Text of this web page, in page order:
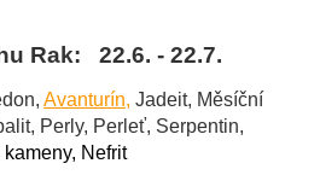
Rak: 22.6. - 22.7.
Avanturín, Jadeit, Měsíční
Perly, Perleť, Serpentin,
kameny, Nefrit